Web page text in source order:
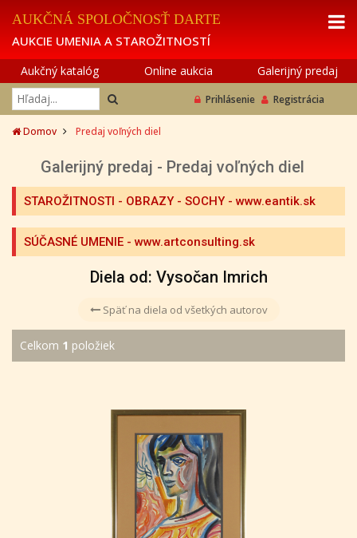
AUKČNÁ SPOLOČNOSŤ DARTE
AUKCIE UMENIA A STAROŽITNOSTÍ
Aukčný katalóg Online aukcia Galerijný predaj
Prihlásenie Registrácia
Domov Predaj voľných diel
Galerijný predaj - Predaj voľných diel
STAROŽITNOSTI - OBRAZY - SOCHY - www.eantik.sk
SÚČASNÉ UMENIE - www.artconsulting.sk
Diela od: Vysočan Imrich
Späť na diela od všetkých autorov
Celkom 1 položiek